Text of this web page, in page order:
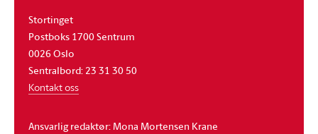
Stortinget
Postboks 1700 Sentrum
0026 Oslo
Sentralbord: 23 31 30 50
Kontakt oss
Ansvarlig redaktør: Mona Mortensen Krane